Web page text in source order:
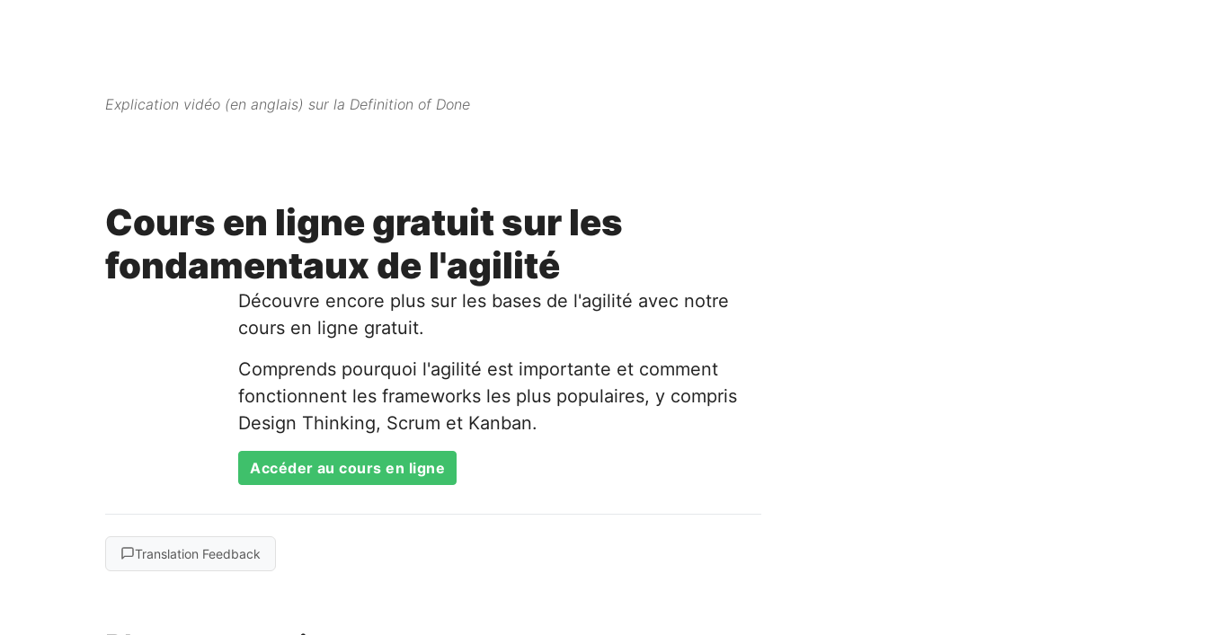
Explication vidéo (en anglais) sur la Definition of Done
Cours en ligne gratuit sur les
fondamentaux de l'agilité
Découvre encore plus sur les bases de l'agilité avec notre
cours en ligne gratuit.
Comprends pourquoi l'agilité est importante et comment
fonctionnent les frameworks les plus populaires, y compris
Design Thinking, Scrum et Kanban.
Accéder au cours en ligne
Translation Feedback